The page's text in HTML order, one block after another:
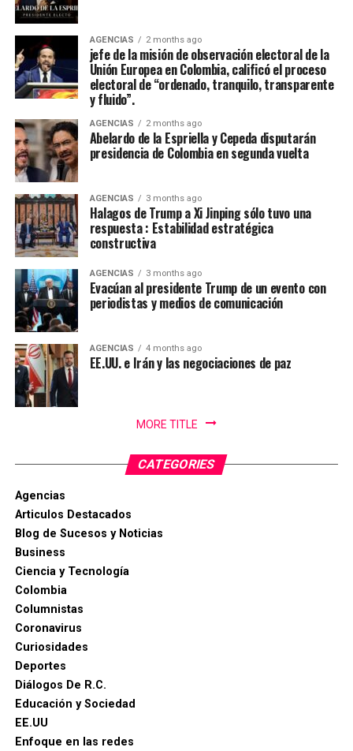
departamento de Cordoba, fue coronada como la nueva
embajadora Nacional del Folclor Colombiano
Con un balance muy positivo para la economía regional,
la alta afluencia de turistas, la gran ocupación hotelera y
Enfoque Periodistico y “Florida News” , da sus
agradecimientos a la Gobernación Del tolima, La
Alcaldía de Ibagué, a Cristian Torres jefe de prensa y
comunicaciónes de la alcaldia, Mauricio Hernandez Cala
secretario de cultura de Ibague y a todo ese gran grupo
de trabajo en las diferentes áreas que con su
profesionalismo, dedicación y arduo trabajo mantienen
en alto el orgullo Ibaguereño.
AGENCIAS 2 months ago
jefe de la misión de observación electoral de la
Unión Europea en Colombia, calificó el proceso
electoral de “ordenado, tranquilo, transparente
y fluido”.
AGENCIAS 2 months ago
Abelardo de la Espriella y Cepeda disputarán
presidencia de Colombia en segunda vuelta
AGENCIAS 3 months ago
Halagos de Trump a Xi Jinping sólo tuvo una
respuesta : Estabilidad estratégica
constructiva
AGENCIAS 3 months ago
Evacúan al presidente Trump de un evento con
periodistas y medios de comunicación
AGENCIAS 4 months ago
EE.UU. e Irán y las negociaciones de paz
MORE TITLE
CATEGORIES
Agencias
Articulos Destacados
Blog de Sucesos y Noticias
Business
Ciencia y Tecnología
Colombia
Columnistas
Coronavirus
Curiosidades
Deportes
Diálogos De R.C.
Educación y Sociedad
EE.UU
Enfoque en las redes